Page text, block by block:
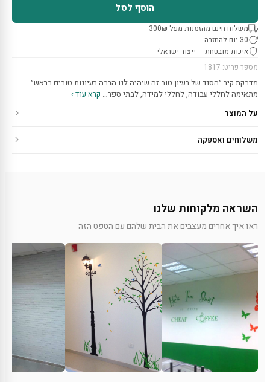
הוסף לסל
משלוח חינם מהזמנות מעל 300₪
30 יום להחזרה
איכות מובטחת — ייצור ישראלי
מספר פריט: 1817
מדבקת קיר ״הסוד של רעיון טוב זה שיהיה לנו הרבה רעיונות טובים בראש״
מתאימה לחללי עבודה, לחללי למידה, לבתי ספר… קרא עוד ›
על המוצר
משלוחים ואספקה
השראה מלקוחות שלנו
ראו איך אחרים מעצבים את הבית שלהם עם הטפט הזה